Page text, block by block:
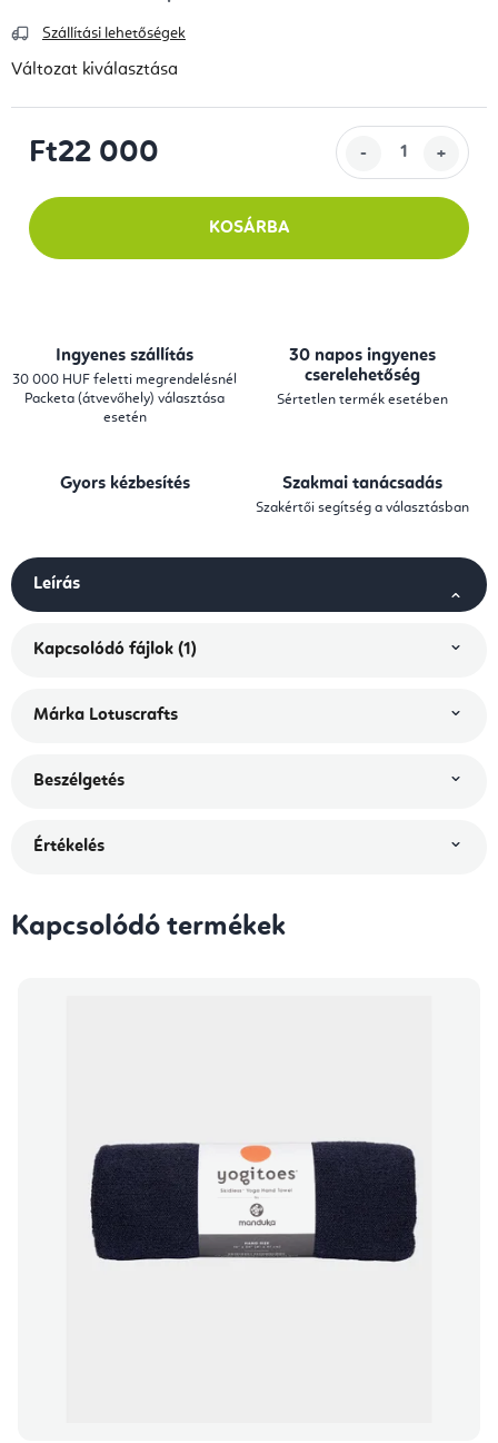
Szállítási lehetőségek
Változat kiválasztása
Ft22 000
KOSÁRBA
Ingyenes szállítás
30 000 HUF feletti megrendelésnél
Packeta (átvevőhely) választása
esetén
30 napos ingyenes
cserelehetőség
Sértetlen termék esetében
Gyors kézbesítés Szakmai tanácsadás
Szakértői segítség a választásban
Leírás
Kapcsolódó fájlok (1)
Márka Lotuscrafts
Beszélgetés
Értékelés
Kapcsolódó termékek